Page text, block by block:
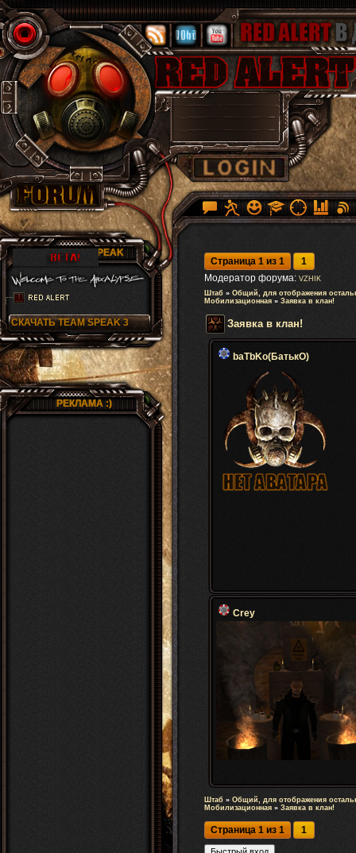
RA TEAM SPEAK
СКАЧАТЬ TEAM SPEAK 3
РЕКЛАМА :)
Страница 1 из 1
1
Модератор форума: VZHIK
Штаб » Общий, для отображения
Мобилизационная » Заявка в клан!
Заявка в клан!
baTbKo(БатькО)
Crey
Штаб » Общий, для отображения
Мобилизационная » Заявка в клан!
Страница 1 из 1 1